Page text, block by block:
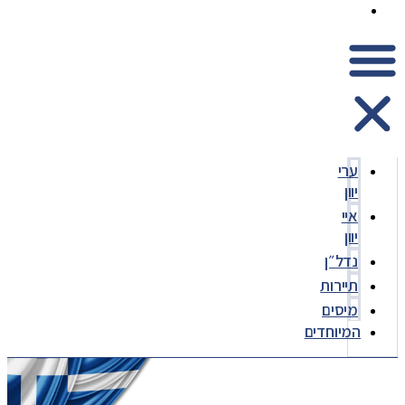
ערי
יוון
איי
יוון
נדל״ן
תיירות
מיסים
המיוחדים